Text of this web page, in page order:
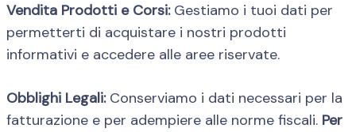
Vendita Prodotti e Corsi:Gestiamo i tuoi dati per
permetterti di acquistare i nostri prodotti
informativi e accedere alle aree riservate.
Obblighi Legali:Conserviamo i dati necessari per la
fatturazione e per adempiere alle norme fiscali. Per